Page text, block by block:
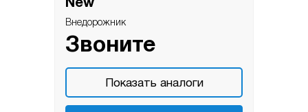
New
Внедорожник
Звоните
Показать аналоги